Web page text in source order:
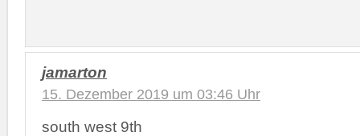
jamarton
15. Dezember 2019 um 03:46 Uhr
south west 9th